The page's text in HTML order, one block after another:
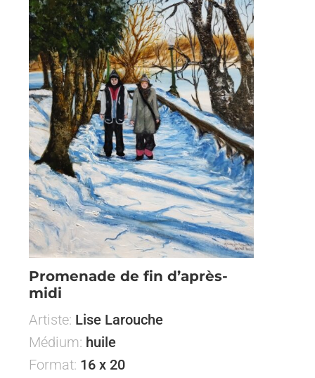
Promenade de fin d’après-
midi
Artiste: Lise Larouche
Médium: huile
Format: 16 x 20